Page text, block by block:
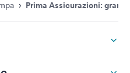
› Prima Assicurazioni: